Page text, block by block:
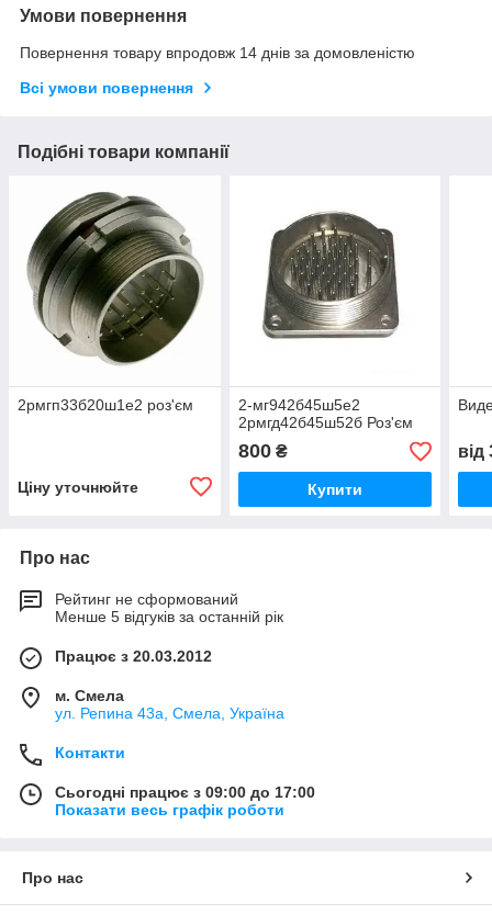
Умови повернення
Повернення товару впродовж 14 днів за домовленістю
Всі умови повернення
Подібні товари компанії
2рмгп33б20ш1е2 роз'єм
Ціну уточнюйте
2-мг942б45ш5е2
2рмгд42б45ш52б Роз'єм
800₴
Купити
від
Про нас
Рейтинг не сформований
Менше 5 відгуків за останній рік
Працює з 20.03.2012
м. Смела
ул. Репина 43а, Смела, Україна
Контакти
Сьогодні працює з 09:00 до 17:00
Показати весь графік роботи
Про нас